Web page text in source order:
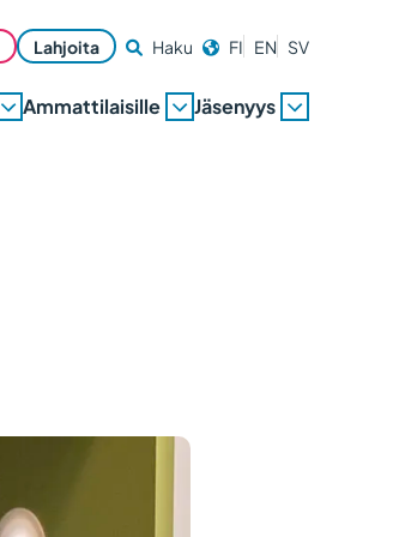
Lahjoita Haku FI EN SV
Ammattilaisille Jäsenyys